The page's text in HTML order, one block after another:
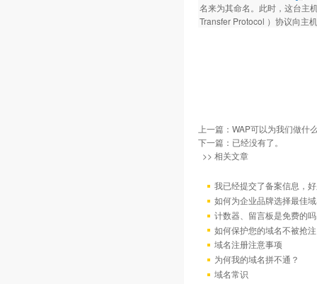
名来为其命名。此时，这台主
Transfer Protocol ）协议向主
上一篇： WAP可以为我们做什
下一篇：已经没有了。
>> 相关文章
我已经提交了备案信息，
如何为企业品牌选择最佳
计数器、留言板是免费的
如何保护您的域名不被抢注
域名注册注意事项
为何我的域名拼不通？
域名常识